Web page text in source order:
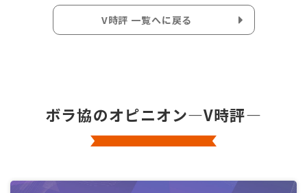
V時評 一覧へに戻る
ボラ協のオピニオン―V時評―